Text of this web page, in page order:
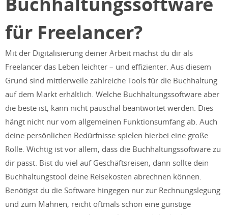
für Freelancer?
Mit der Digitalisierung deiner Arbeit machst du dir als
Freelancer das Leben leichter – und effizienter. Aus diesem
Grund sind mittlerweile zahlreiche Tools für die Buchhaltung
auf dem Markt erhältlich. Welche Buchhaltungssoftware aber
die beste ist, kann nicht pauschal beantwortet werden. Dies
hängt nicht nur vom allgemeinen Funktionsumfang ab. Auch
deine persönlichen Bedürfnisse spielen hierbei eine große
Rolle. Wichtig ist vor allem, dass die Buchhaltungssoftware zu
dir passt. Bist du viel auf Geschäftsreisen, dann sollte dein
Buchhaltungstool deine Reisekosten abrechnen können.
Benötigst du die Software hingegen nur zur Rechnungslegung
und zum Mahnen, reicht oftmals schon eine günstige